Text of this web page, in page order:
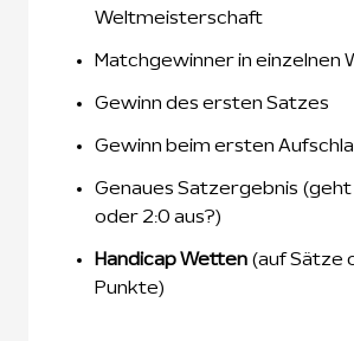
Weltmeisterschaft
Matchgewinner in einzelnen
Gewinn des ersten Satzes
Gewinn beim ersten
Genaues Satzergebnis (geht
oder 2:0 aus?)
Handicap Wetten (auf Sätze
Punkte)